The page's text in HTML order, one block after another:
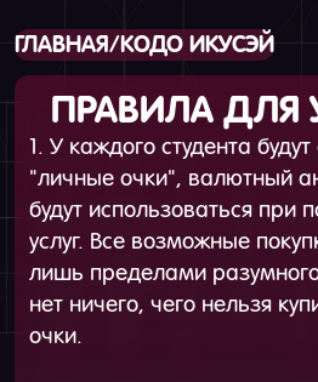
ГЛАВНАЯ/КОДО ИКУСЭЙ
ПРАВИЛА ДЛЯ
1. У каждого студента
"личные очки", валютный
будут использоваться при
услуг. Все возможные
лишь пределами
нет ничего, чего нельзя
очки.